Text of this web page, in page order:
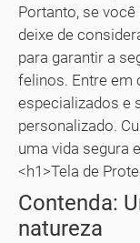
Portanto, se
deixe de
para garantir a
felinos. Entre
especializados e
personalizado.
uma vida segura
<h1>Tela de
Contenda:
natureza